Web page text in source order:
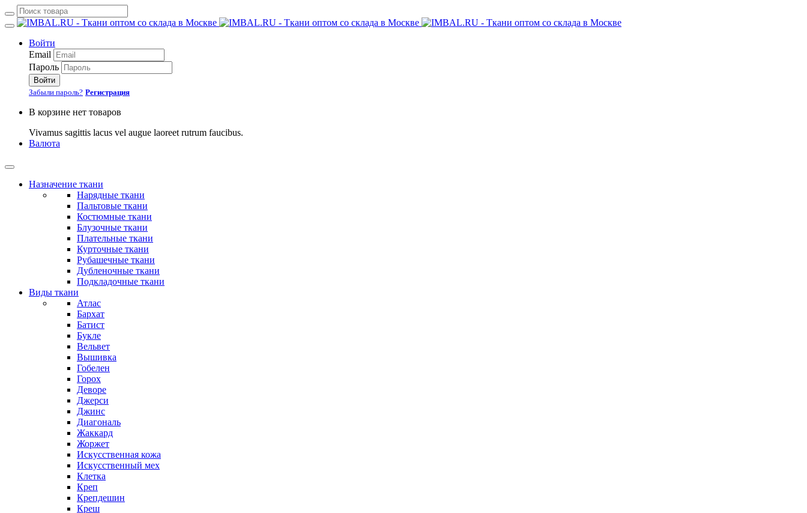
Войти
Email
Пароль
Войти
Забыли пароль? Регистрация
В корзине нет товаров
Vivamus sagittis lacus vel augue laoreet rutrum faucibus.
Валюта
Назначение ткани
Нарядные ткани
Пальтовые ткани
Костюмные ткани
Блузочные ткани
Плательные ткани
Курточные ткани
Рубашечные ткани
Дубленочные ткани
Подкладочные ткани
Виды ткани
Атлас
Бархат
Батист
Букле
Вельвет
Вышивка
Гобелен
Горох
Деворе
Джерси
Джинс
Диагональ
Жаккард
Жоржет
Искусственная кожа
Искусственный мех
Клетка
Креп
Крепдешин
Креш